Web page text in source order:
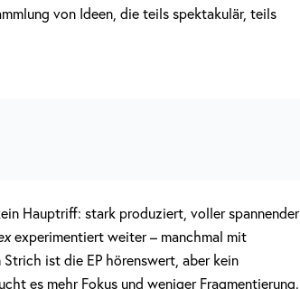
von Ideen, die teils spektakulär, teils
Hauptriff: stark produziert, voller spannender
experimentiert weiter – manchmal mit
ist die EP hörenswert, aber kein
es mehr Fokus und weniger Fragmentierung.